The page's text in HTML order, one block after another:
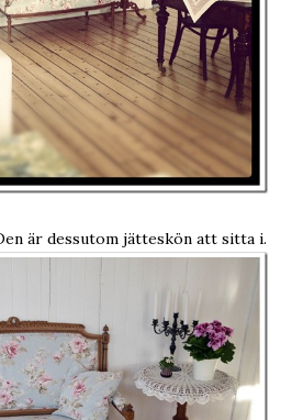
är dessutom jätteskön att sitta i.